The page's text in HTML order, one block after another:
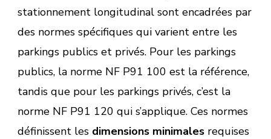
stationnement longitudinal sont encadrées par
des normes spécifiques qui varient entre les
parkings publics et privés. Pour les parkings
publics, la norme NF P91 100 est la référence,
tandis que pour les parkings privés, c’est la
norme NF P91 120 qui s’applique. Ces normes
définissent les dimensions minimales requises